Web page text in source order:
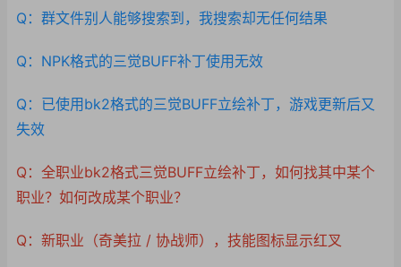
Q：群文件别人能够搜索到，我搜索却无任何结果
Q：NPK格式的三觉BUFF补丁使用无效
Q：已使用bk2格式的三觉BUFF立绘补丁，游戏更新后又
失效
Q：全职业bk2格式三觉BUFF立绘补丁，如何找其中某个
职业？如何改成某个职业？
Q：新职业（奇美拉 / 协战师），技能图标显示红叉